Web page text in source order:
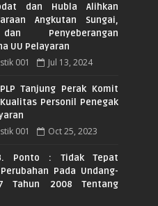
dan Hubla Alihkan
Angkutan Sungai,
Penyeberangan
UU Pelayaran
001 Jul 13, 2024
Tanjung Perak Komit
Personil Penegak
001 Oct 25, 2023
Ponto : Tidak Tepat
Pada Undang-
Tahun 2008 Tentang